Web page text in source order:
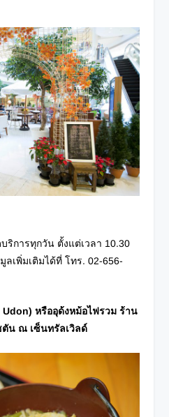
ริการทุกวัน ตั้งแต่เวลา 10.30
ลเพิ่มเติมได้ที่โทร. 02-656-
Udon) หรืออุด้งหม้อไฟรวม ร้าน
ตัน ณ เซ็นทรัลเวิลด์